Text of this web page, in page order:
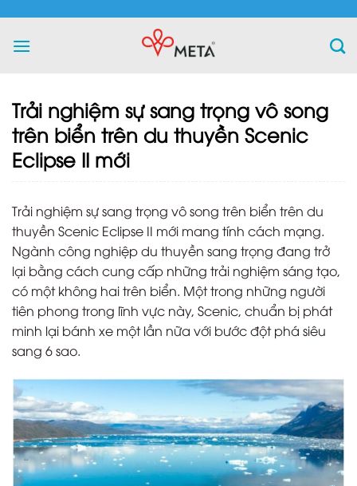
content
Trải nghiệm sự sang trọng vô song
trên biển trên du thuyền Scenic
Eclipse II mới
Trải nghiệm sự sang trọng vô song trên biển trên du
thuyền Scenic Eclipse II mới mang tính cách mạng.
Ngành công nghiệp du thuyền sang trọng đang trở
lại bằng cách cung cấp những trải nghiệm sáng tạo,
có một không hai trên biển. Một trong những người
tiên phong trong lĩnh vực này, Scenic, chuẩn bị phát
minh lại bánh xe một lần nữa với bước đột phá siêu
sang 6 sao.